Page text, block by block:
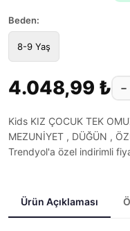
Beden:
8-9 Yaş
4.048,99 ₺ −
Kids KIZ ÇOCUK TEK
MEZUNİYET , DÜĞÜN ,
Trendyol'a özel indirimli
Ürün Açıklaması